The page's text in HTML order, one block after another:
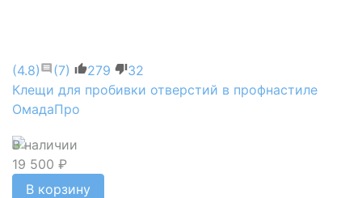
(4.8) (7) 279
32
Клещи для пробивки отверстий в профнастиле
ОмадаПро
В наличии
19 500 ₽
В корзину